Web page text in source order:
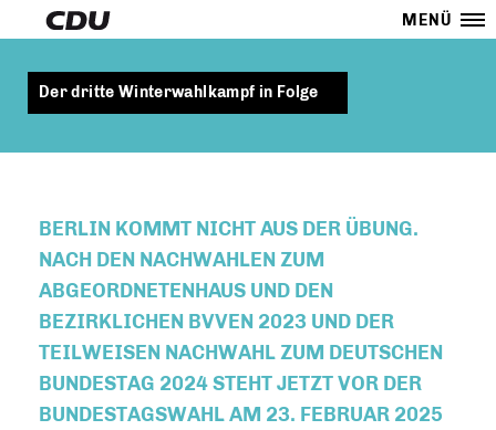
MENÜ
Der dritte Winterwahlkampf in Folge
BERLIN KOMMT NICHT AUS DER ÜBUNG.
NACH DEN NACHWAHLEN ZUM
ABGEORDNETENHAUS UND DEN
BEZIRKLICHEN BVVEN 2023 UND DER
TEILWEISEN NACHWAHL ZUM DEUTSCHEN
BUNDESTAG 2024 STEHT JETZT VOR DER
BUNDESTAGSWAHL AM 23. FEBRUAR 2025